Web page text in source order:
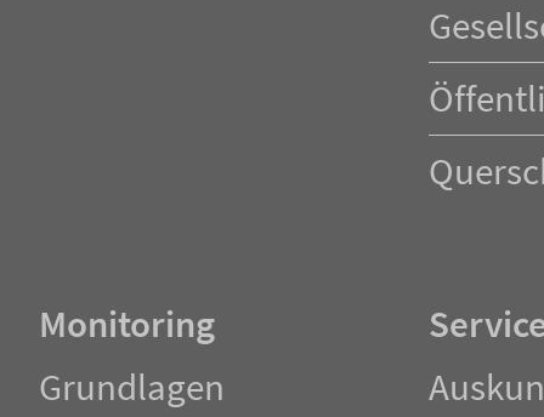
Monitoring
überspringen
Grundlagen
überspringen